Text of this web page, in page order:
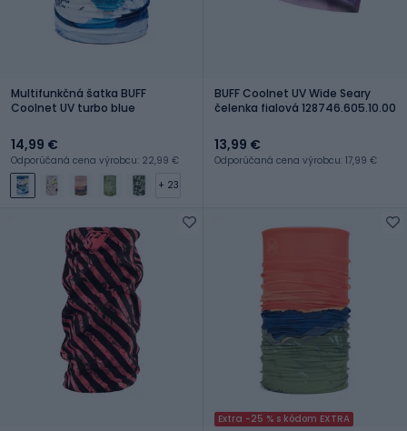
Multifunkčná šatka BUFF
Coolnet UV turbo blue
14,99 €
Odporúčaná cena výrobcu: 22,99 €
+ 23
BUFF Coolnet UV Wide Seary
čelenka fialová 128746.605.10.00
13,99 €
Odporúčaná cena výrobcu: 17,99 €
Extra -25 % s kódom EXTRA